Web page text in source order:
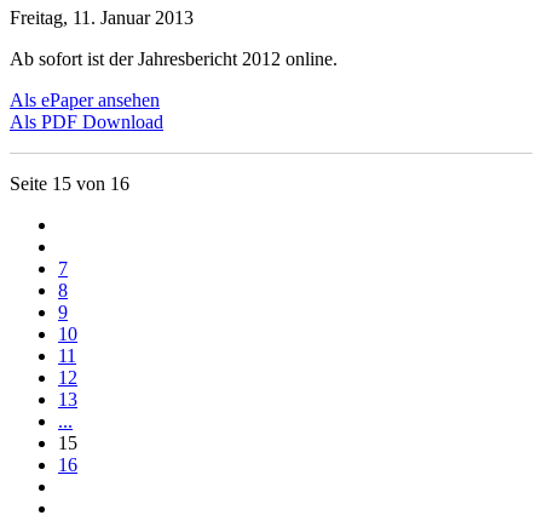
Freitag, 11. Januar 2013
Ab sofort ist der Jahresbericht 2012 online.
Als ePaper ansehen
Als PDF Download
Seite 15 von 16
7
8
9
10
11
12
13
...
15
16